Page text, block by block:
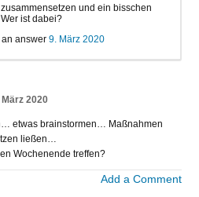
und ein bisschen
ist dabei?
answer 9. März 2020
März 2020
etwas brainstormen… Maßnahmen
ließen…
Wochenende treffen?
Add a Comment